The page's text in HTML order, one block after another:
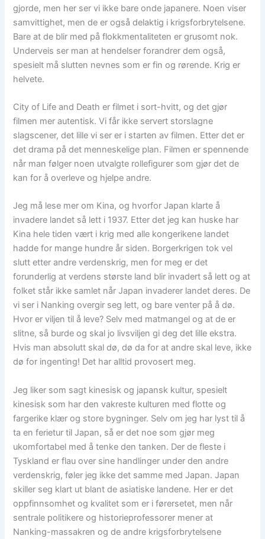
gjorde, men her ser vi ikke bare onde japanere. Noen viser
samvittighet, men de er også delaktig i krigsforbrytelsene.
Bare at de blir med på flokkmentaliteten er grusomt nok.
Underveis ser man at hendelser forandrer dem også,
spesielt må slutten nevnes som er fin og rørende. Krig er
helvete.
City of Life and Death er filmet i sort-hvitt, og det gjør
filmen mer autentisk. Vi får ikke servert storslagne
slagscener, det lille vi ser er i starten av filmen. Etter det er
det drama på det menneskelige plan. Filmen er spennende
når man følger noen utvalgte rollefigurer som gjør det de
kan for å overleve og hjelpe andre.
Jeg må lese mer om Kina, og hvorfor Japan klarte å
invadere landet så lett i 1937. Etter det jeg kan huske har
Kina hele tiden vært i krig med alle kongerikene landet
hadde for mange hundre år siden. Borgerkrigen tok vel
slutt etter andre verdenskrig, men for meg er det
forunderlig at verdens største land blir invadert så lett og at
folket står ikke samlet når Japan invaderer landet deres. De
vi ser i Nanking overgir seg lett, og bare venter på å dø.
Hvor er viljen til å leve? Selv med matmangel og at de er
slitne, så burde og skal jo livsviljen gi deg det lille ekstra.
Hvis man absolutt skal dø, dø da for at andre skal leve, ikke
dø for ingenting! Det har alltid provosert meg.
Jeg liker som sagt kinesisk og japansk kultur, spesielt
kinesisk som har den vakreste kulturen med flotte og
fargerike klær og store bygninger. Selv om jeg har lyst til å
ta en ferietur til Japan, så er det noe som gjør meg
ukomfortabel med å tenke den tanken. Der de fleste i
Tyskland er flau over sine handlinger under den andre
verdenskrig, føler jeg ikke det samme med Japan. Japan
skiller seg klart ut blant de asiatiske landene. Her er det
oppfinnsomhet og kvalitet som er i førersetet, men når
sentrale politikere og historieprofessorer mener at
Nanking-massakren og de andre krigsforbrytelsene